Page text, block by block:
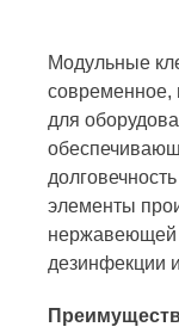
Модульные
для
элементы
нержавеющей
дезинфекции